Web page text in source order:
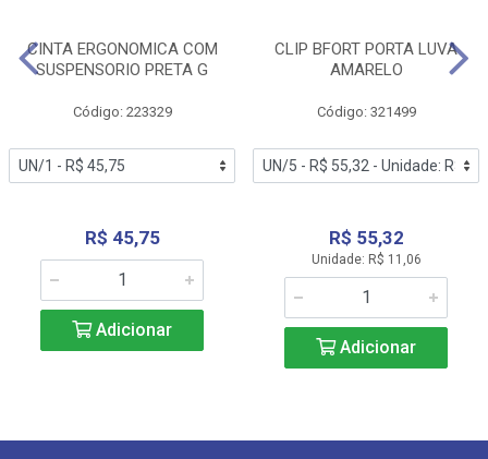
CINTA ERGONOMICA COM
SUSPENSORIO PRETA G
Código: 223329
R$ 45,75
Adicionar
CLIP BFORT PORTA LUVA
AMARELO
Código: 321499
R$ 55,32
Unidade: R$ 11,06
Adicionar